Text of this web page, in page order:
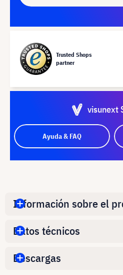
Trusted Shops
partner
visunext
Ayuda & FAQ
Información sobre el
Datos técnicos
Descargas